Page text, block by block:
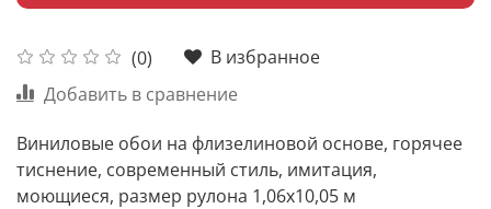
(0)
В избранное
Добавить в сравнение
Виниловые обои на флизелиновой основе, горячее
тиснение, современный стиль, имитация,
моющиеся, размер рулона 1,06х10,05 м